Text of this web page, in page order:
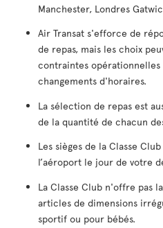
Manchester, Londres
Air Transat s'efforce de
de repas, mais les choix
contraintes
changements d'horaires.
La sélection de repas est
de la quantité de chacun
Les sièges de la Classe
l’aéroport le jour de votre
La Classe Club n'offre pas
articles de dimensions
sportif ou pour bébés.